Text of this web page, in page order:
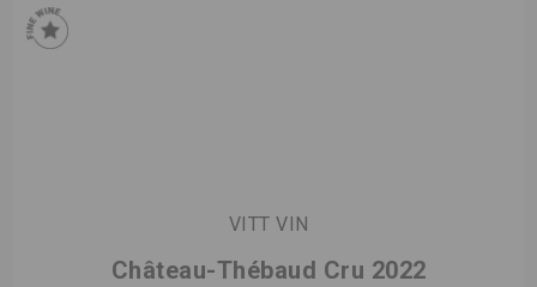
VITT VIN
Château-Thébaud Cru 2022